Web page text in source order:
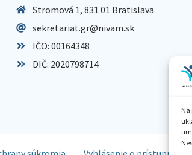
Na
Stromová 1, 831 01 Bratislava
sekretariat.gr@nivam.sk
IČO: 00164348
DIČ: 2020798714